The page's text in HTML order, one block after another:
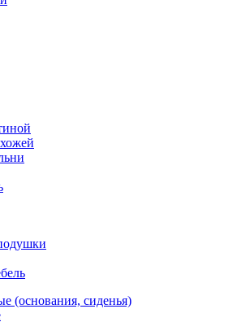
(основания, сиденья)